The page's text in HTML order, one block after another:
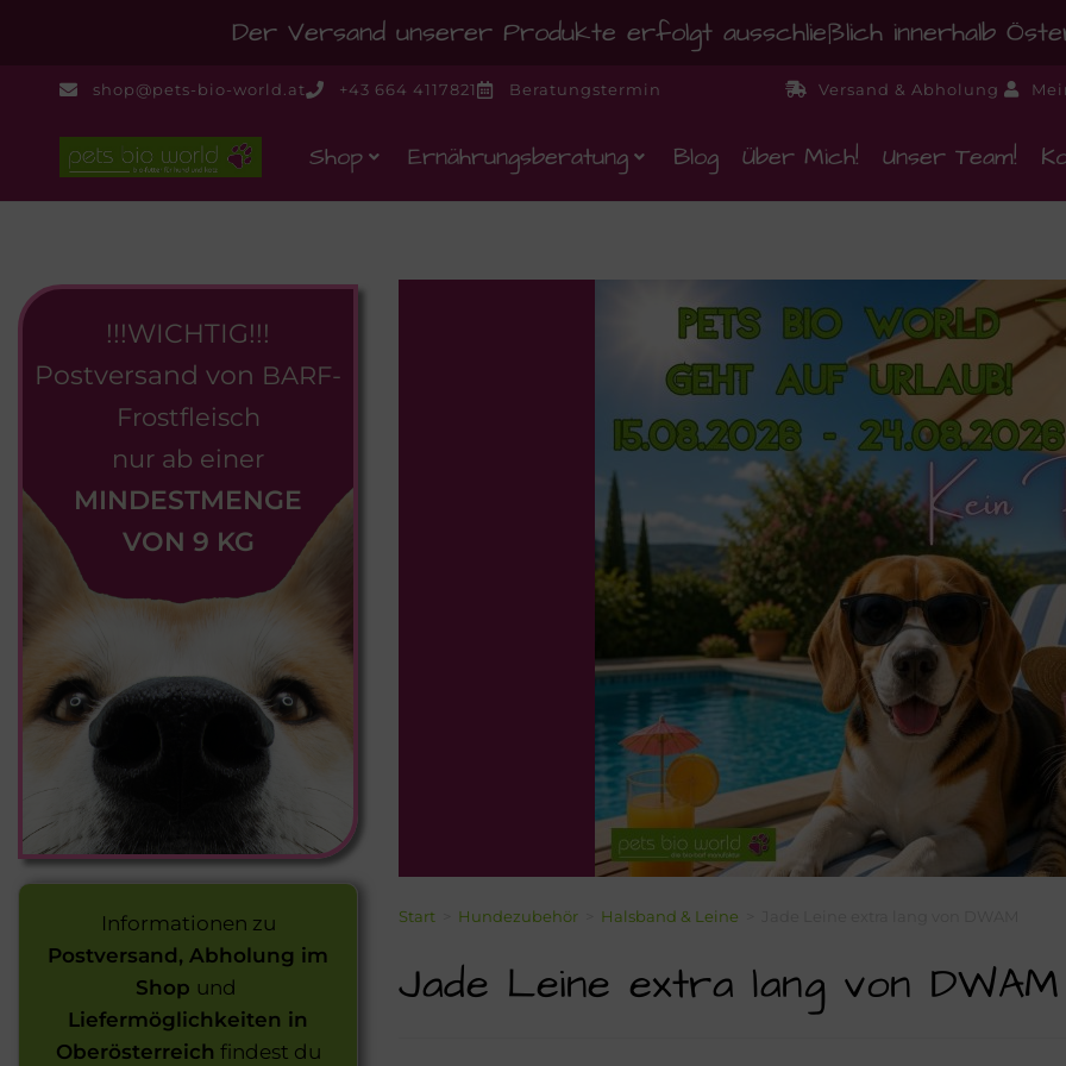
Der Versand unserer Produkte erfolgt ausschließlich innerhalb
shop@pets-bio-world.at +43 664 4117821 Beratungstermin Versand & Abholung
Shop Ernährungsberatung Blog Über Mich! Unser Team!
!!!WICHTIG!!!
Postversand von BARF-
Frostfleisch
nur ab einer
MINDESTMENGE
VON 9 KG
Informationen zu
Postversand, Abholung im
Shop und
Liefermöglichkeiten in
Oberösterreich findest du
Start Hundezubehör Halsband & Leine
Jade Leine extra lang von DWAM